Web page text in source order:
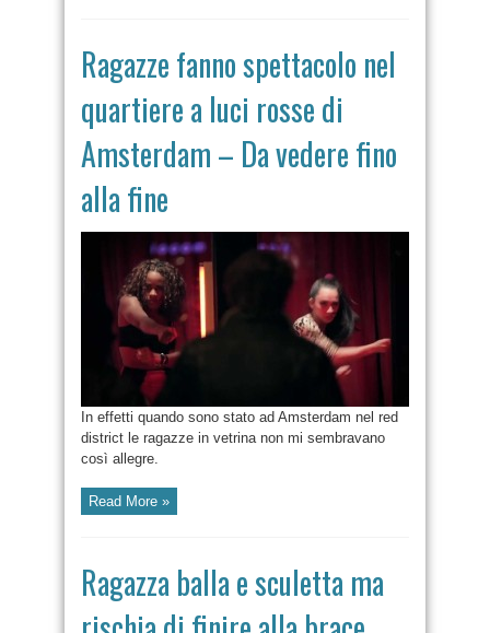
Ragazze fanno spettacolo nel
quartiere a luci rosse di
Amsterdam – Da vedere fino
alla fine
In effetti quando sono stato ad Amsterdam nel red
district le ragazze in vetrina non mi sembravano
così allegre.
Read More »
Ragazza balla e sculetta ma